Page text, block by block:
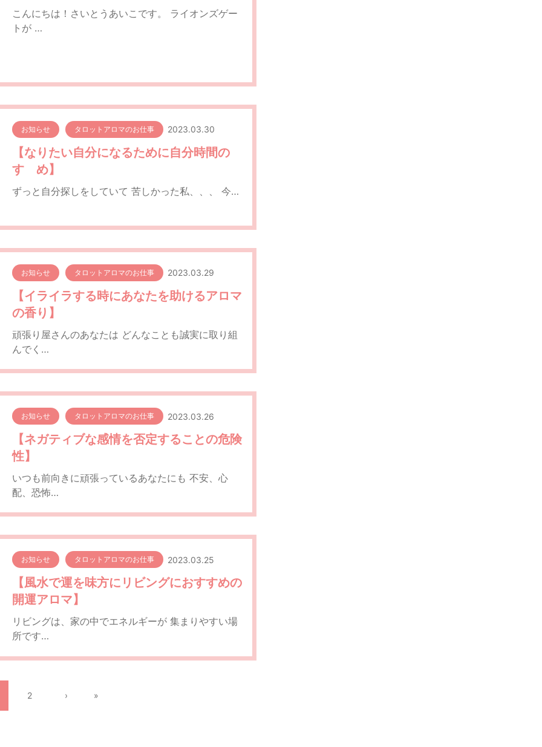
こんにちは！さいとうあいこです。 ライオンズゲー
トが …
お知らせ タロットアロマのお仕事 2023.03.30
【なりたい自分になるために自分時間の
すゝめ】
ずっと自分探しをしていて 苦しかった私、、、 今…
お知らせ タロットアロマのお仕事 2023.03.29
【イライラする時にあなたを助けるアロマ
の香り】
頑張り屋さんのあなたは どんなことも誠実に取り組
んでく…
お知らせ タロットアロマのお仕事 2023.03.26
【ネガティブな感情を否定することの危険
性】
いつも前向きに頑張っているあなたにも 不安、心
配、恐怖…
お知らせ タロットアロマのお仕事 2023.03.25
【風水で運を味方にリビングにおすすめの
開運アロマ】
リビングは、家の中でエネルギーが 集まりやすい場
所です…
2 › »